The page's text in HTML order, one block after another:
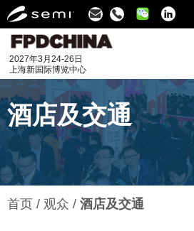
Linkedin
2027年3月24-26日
上海新国际博览中心
酒店及交通
首页 观众 酒店及交通